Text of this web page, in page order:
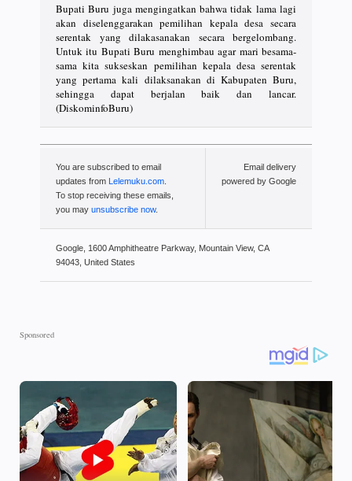
Bupati Buru juga mengingatkan bahwa tidak lama lagi
akan diselenggarakan pemilihan kepala desa secara
serentak yang dilakasanakan secara bergelombang.
Untuk itu Bupati Buru menghimbau agar mari besama-
sama kita sukseskan pemilihan kepala desa serentak
yang pertama kali dilaksanakan di Kabupaten Buru,
sehingga dapat berjalan baik dan lancar.
(DiskominfoBuru)
You are subscribed to email
updates from
Lelemuku.com
To stop receiving these emails,
you may unsubscribe now.
Email delivery
powered by Google
Google, 1600 Amphitheatre Parkway, Mountain View, CA
94043, United States